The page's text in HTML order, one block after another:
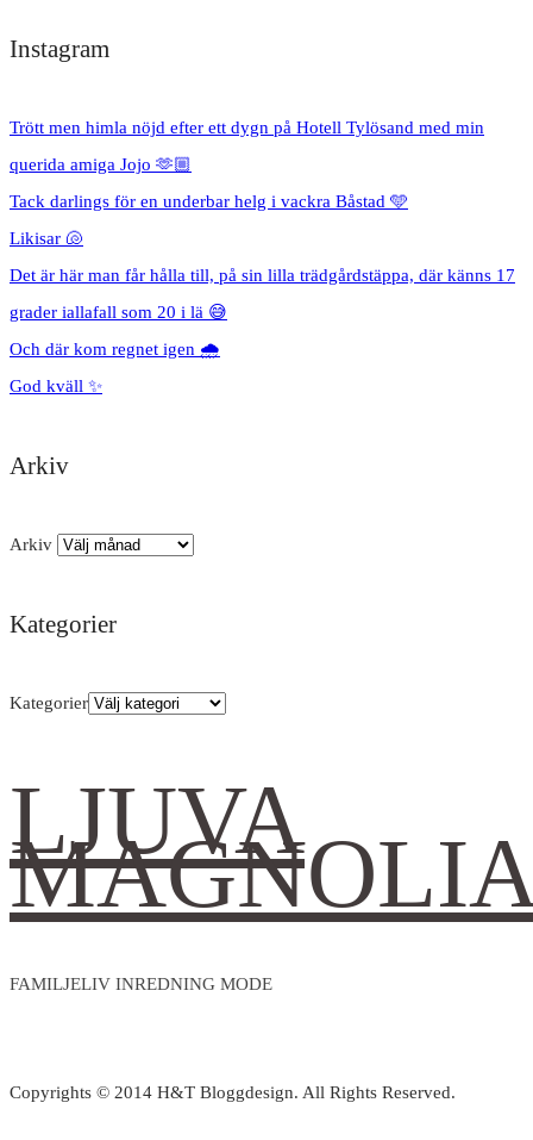
Instagram
Trött men himla nöjd efter ett dygn på Hotell Tylösand med min
querida amiga Jojo 🫶🏼
Tack darlings för en underbar helg i vackra Båstad 🩵
Likisar 🐚
Det är här man får hålla till, på sin lilla trädgårdstäppa, där känns 17
grader iallafall som 20 i lä 😅
Och där kom regnet igen 🌧️
God kväll ✨
Arkiv
Arkiv
Kategorier
Kategorier
LJUVA
FAMILJELIV INREDNING MODE
Copyrights © 2014 H&T Bloggdesign. All Rights Reserved.